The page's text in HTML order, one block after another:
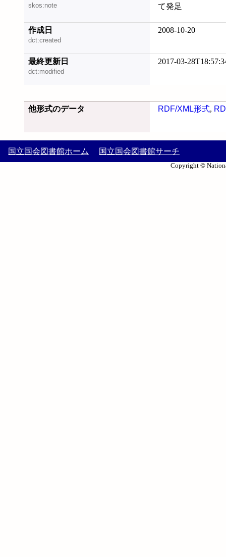
skos:note
て発足
作成日
dct:created
2008-10-20
最終更新日
dct:modified
2017-03-
他形式のデータ RDF/XML形式,
国立国会図書館ホーム 国立国会図書館サーチ
Copyright ©